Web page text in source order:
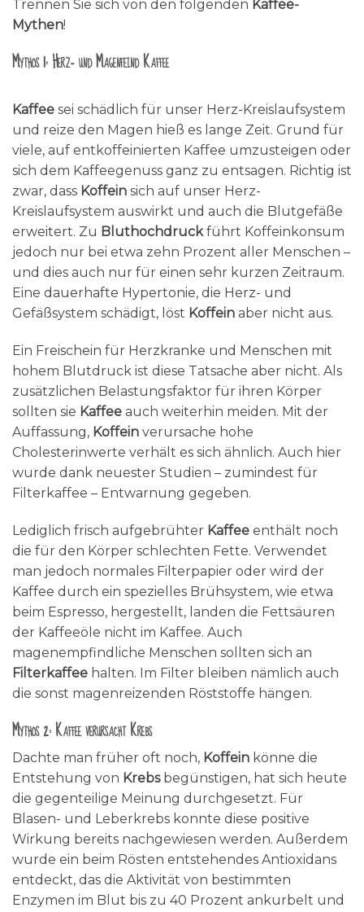
Trennen Sie sich von den folgenden Kaffee-
Mythen!
Mythos 1: Herz- und Magenfeind Kaffee
Kaffee sei schädlich für unser Herz-Kreislaufsystem
und reize den Magen hieß es lange Zeit. Grund für
viele, auf entkoffeinierten Kaffee umzusteigen oder
sich dem Kaffeegenuss ganz zu entsagen. Richtig ist
zwar, dass Koffein sich auf unser Herz-
Kreislaufsystem auswirkt und auch die Blutgefäße
erweitert. Zu Bluthochdruckführt Koffeinkonsum
jedoch nur bei etwa zehn Prozent aller Menschen –
und dies auch nur für einen sehr kurzen Zeitraum.
Eine dauerhafte Hypertonie, die Herz- und
Gefäßsystem schädigt, löst Koffein aber nicht aus.
Ein Freischein für Herzkranke und Menschen mit
hohem Blutdruck ist diese Tatsache aber nicht. Als
zusätzlichen Belastungsfaktor für ihren Körper
sollten sie Kaffee auch weiterhin meiden. Mit der
Auffassung, Koffein verursache hohe
Cholesterinwerte verhält es sich ähnlich. Auch hier
wurde dank neuester Studien – zumindest für
Filterkaffee – Entwarnung gegeben.
Lediglich frisch aufgebrühter Kaffee enthält noch
die für den Körper schlechten Fette. Verwendet
man jedoch normales Filterpapier oder wird der
Kaffee durch ein spezielles Brühsystem, wie etwa
beim Espresso, hergestellt, landen die Fettsäuren
der Kaffeeöle nicht im Kaffee. Auch
magenempfindliche Menschen sollten sich an
Filterkaffee halten. Im Filter bleiben nämlich auch
die sonst magenreizenden Röststoffe hängen.
Mythos 2: Kaffee verursacht Krebs
Dachte man früher oft noch, Koffein könne die
Entstehung von Krebs begünstigen, hat sich heute
die gegenteilige Meinung durchgesetzt. Für
Blasen- und Leberkrebs konnte diese positive
Wirkung bereits nachgewiesen werden. Außerdem
wurde ein beim Rösten entstehendes Antioxidans
entdeckt, das die Aktivität von bestimmten
Enzymen im Blut bis zu 40 Prozent ankurbelt und